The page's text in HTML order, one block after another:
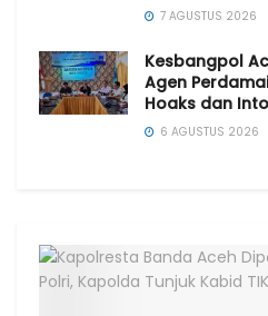
7 AGUSTUS 2026
Kesbangpol
Agen
Hoaks dan
6 AGUSTUS 2026